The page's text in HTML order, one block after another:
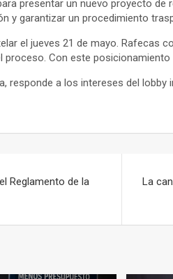
presentar un nuevo proyecto
y garantizar un procedimiento
el jueves 21 de mayo. Rafecas
Con este
responde a los intereses del
Reglamento de la
La